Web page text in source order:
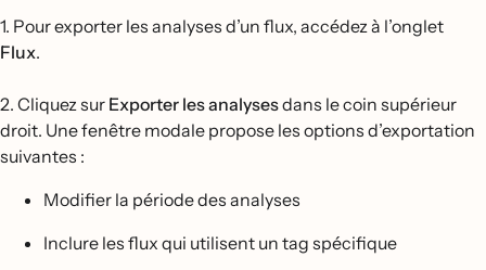
1. Pour exporter les analyses d’un flux, accédez à l’onglet
Flux.
2. Cliquez sur Exporter les analysesdans le coin supérieur
droit. Une fenêtre modale propose les options d’exportation
suivantes :
Modifier la période des analyses
Inclure les flux qui utilisent un tag spécifique